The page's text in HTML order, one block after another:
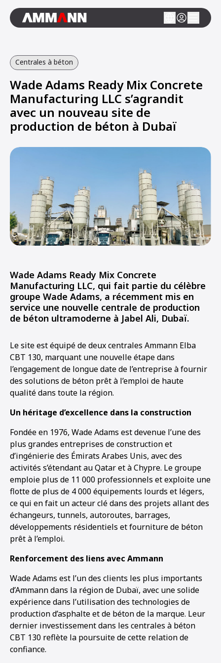
Centrales à béton
Wade Adams Ready Mix Concrete
Manufacturing LLC s’agrandit
avec un nouveau site de
production de béton à Dubaï
Wade Adams Ready Mix Concrete
Manufacturing LLC, qui fait partie du célèbre
groupe Wade Adams, a récemment mis en
service une nouvelle centrale de production
de béton ultramoderne à Jabel Ali, Dubaï.
Le site est équipé de deux centrales Ammann Elba
CBT 130, marquant une nouvelle étape dans
l’engagement de longue date de l’entreprise à fournir
des solutions de béton prêt à l’emploi de haute
qualité dans toute la région.
Un héritage d’excellence dans la construction
Fondée en 1976, Wade Adams est devenue l’une des
plus grandes entreprises de construction et
d’ingénierie des Émirats Arabes Unis, avec des
activités s’étendant au Qatar et à Chypre. Le groupe
emploie plus de 11 000 professionnels et exploite une
flotte de plus de 4 000 équipements lourds et légers,
ce qui en fait un acteur clé dans des projets allant des
échangeurs, tunnels, autoroutes, barrages,
développements résidentiels et fourniture de béton
prêt à l’emploi.
Renforcement des liens avec Ammann
Wade Adams est l’un des clients les plus importants
d’Ammann dans la région de Dubaï, avec une solide
expérience dans l’utilisation des technologies de
production d’asphalte et de béton de la marque. Leur
dernier investissement dans les centrales à béton
CBT 130 reflète la poursuite de cette relation de
confiance.